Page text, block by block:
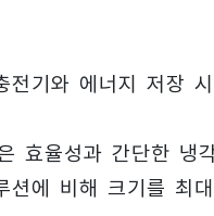
전기와 에너지 저장
효율성과 간단한 냉
션에 비해 크기를